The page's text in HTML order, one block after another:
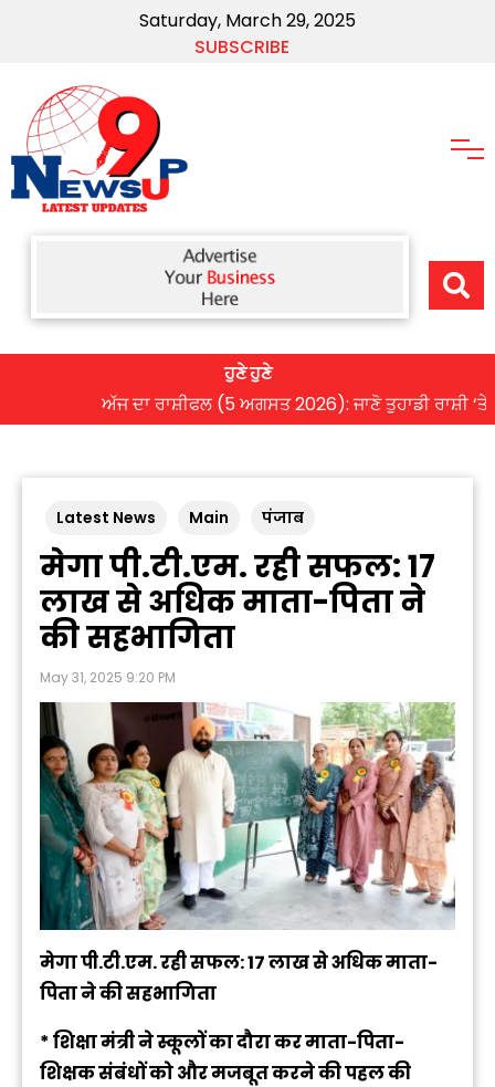
Saturday, March 29, 2025
SUBSCRIBE
ਹੁਣੇ ਹੁਣੇ
ਅੱਜ ਦਾ ਰਾਸ਼ੀਫਲ (5 ਅਗਸਤ 2026): ਜਾਣੋ ਤੁਹਾਡੀ ਰਾਸ਼ੀ ‘ਤੇ
Latest News Main पंजाब
मेगा पी.टी.एम. रही सफल: 17
लाख से अधिक माता-पिता ने
की सहभागिता
May 31, 2025 9:20 PM
मेगा पी.टी.एम. रही सफल: 17 लाख से अधिक माता-
पिता ने की सहभागिता
* शिक्षा मंत्री ने स्कूलों का दौरा कर माता-पिता-
शिक्षक संबंधों को और मजबूत करने की पहल की